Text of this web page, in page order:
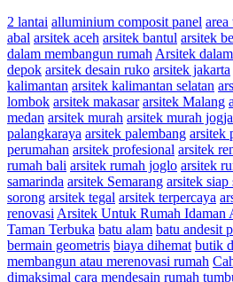
2 lantai alluminium composit panel area
abal arsitek aceh arsitek bantul arsitek
dalam membangun rumah Arsitek
depok arsitek desain ruko arsitek jakarta
kalimantan arsitek kalimantan selatan
lombok arsitek makasar arsitek Malang
medan arsitek murah arsitek murah jogja
palangkaraya arsitek palembang arsitek
perumahan arsitek profesional arsitek
rumah bali arsitek rumah joglo arsitek
samarinda arsitek Semarang arsitek siap
sorong arsitek tegal arsitek terpercaya
renovasi Arsitek Untuk Rumah Idaman
Taman Terbuka batu alam batu andesit
bermain geometris biaya dihemat butik
membangun atau merenovasi rumah
dimaksimal cara mendesain rumah